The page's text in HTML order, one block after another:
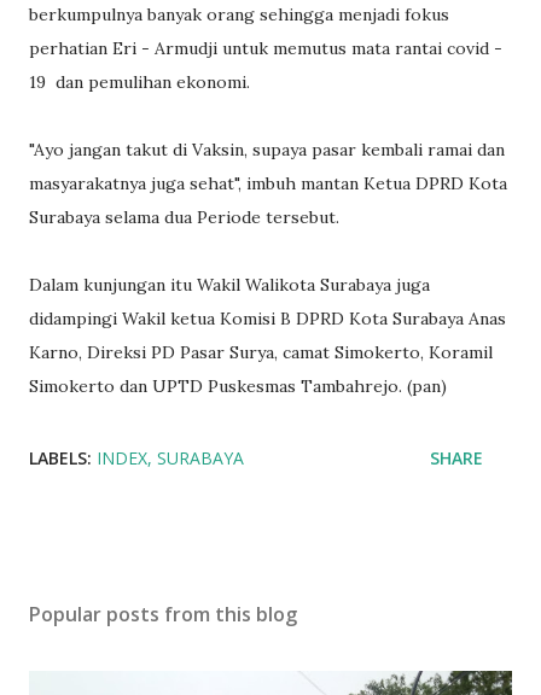
berkumpulnya banyak orang sehingga menjadi fokus
perhatian Eri - Armudji untuk memutus mata rantai covid -
19 dan pemulihan ekonomi.
"Ayo jangan takut di Vaksin, supaya pasar kembali ramai dan
masyarakatnya juga sehat", imbuh mantan Ketua DPRD Kota
Surabaya selama dua Periode tersebut.
Dalam kunjungan itu Wakil Walikota Surabaya juga
didampingi Wakil ketua Komisi B DPRD Kota Surabaya Anas
Karno, Direksi PD Pasar Surya, camat Simokerto, Koramil
Simokerto dan UPTD Puskesmas Tambahrejo. (pan)
LABELS: INDEX SURABAYA SHARE
Popular posts from this blog